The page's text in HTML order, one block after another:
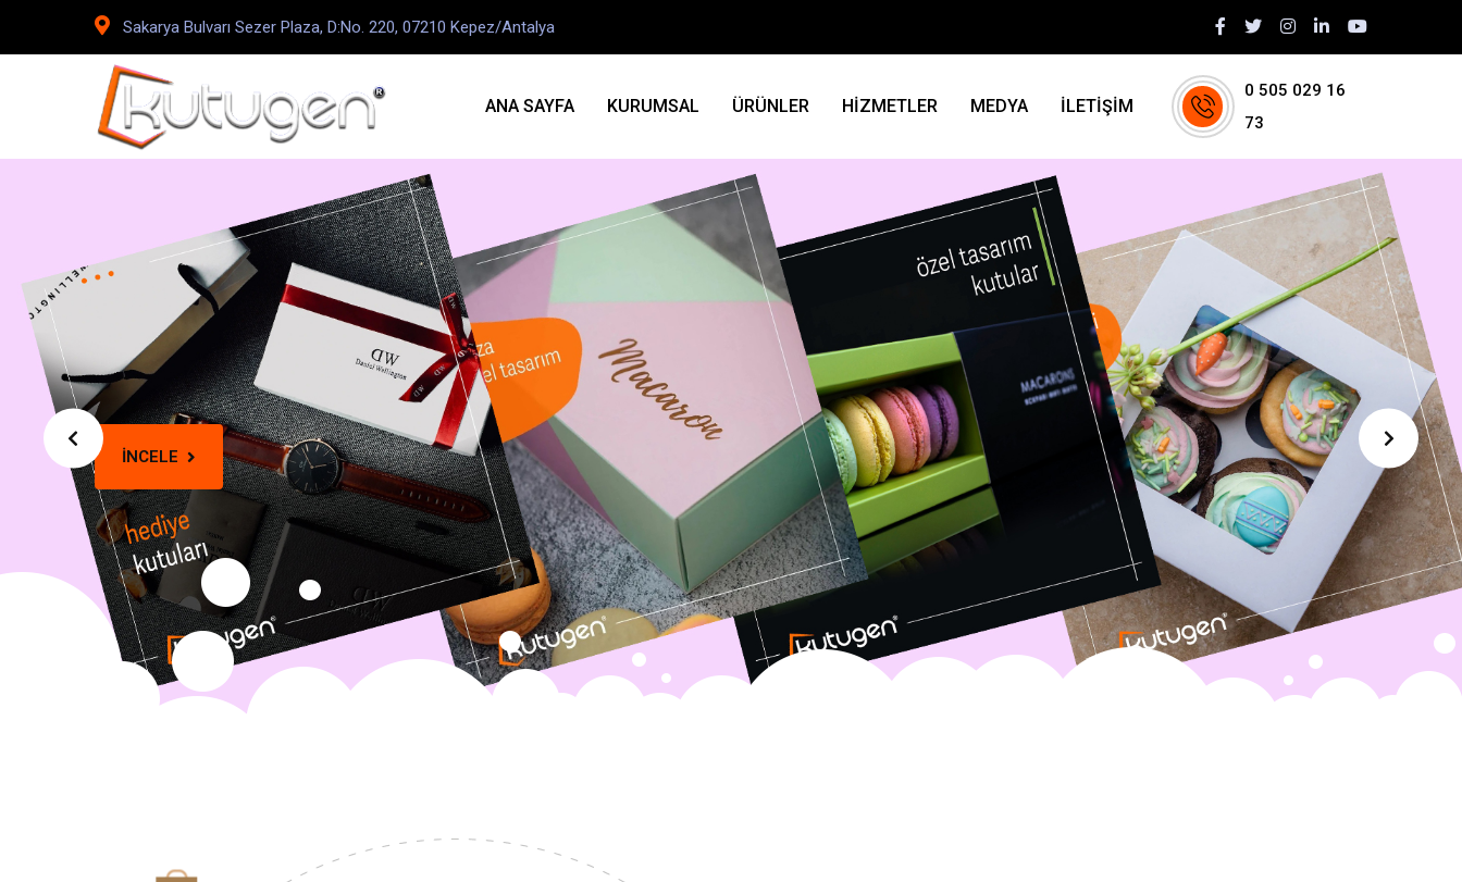
Sakarya Bulvarı Sezer Plaza, D:No. 220, 07210 Kepez/Antalya
ANA SAYFA KURUMSAL ÜRÜNLER HİZMETLER MEDYA İLETİŞİM
0 505 029 16
73
İNCELE